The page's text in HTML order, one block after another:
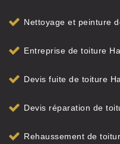
Nettoyage et peinture
Entreprise de toiture
Devis fuite de toiture
Devis réparation de
Rehaussement de